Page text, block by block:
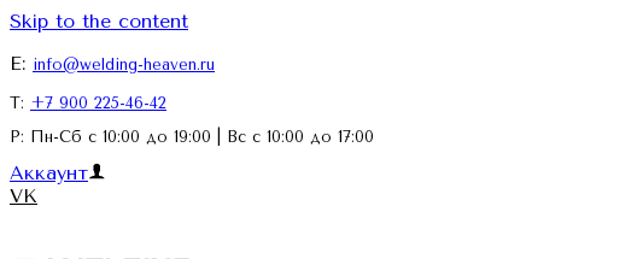
Skip to the content
E: info@welding-heaven.ru
Т: +7 900 225-46-42
Р: Пн-Сб с 10:00 до 19:00 | Вс с 10:00 до 17:00
Аккаунт
VK